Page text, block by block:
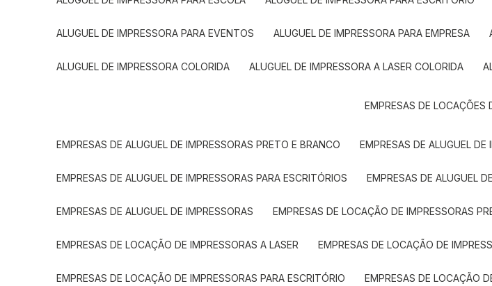
ALUGUEL DE IMPRESSORA PARA EVENTOS ALUGUEL DE IMPRESSORA PARA EMPRESA
ALUGUEL DE IMPRESSORA COLORIDA ALUGUEL DE IMPRESSORA A LASER COLORIDA
EMPRESAS DE LOCAÇÕES
EMPRESAS DE ALUGUEL DE IMPRESSORAS PRETO E BRANCO EMPRESAS DE ALUGUEL
EMPRESAS DE ALUGUEL DE IMPRESSORAS PARA ESCRITÓRIOS EMPRESAS DE ALUGUEL
EMPRESAS DE ALUGUEL DE IMPRESSORAS EMPRESAS DE LOCAÇÃO DE IMPRESSORAS
EMPRESAS DE LOCAÇÃO DE IMPRESSORAS A LASER EMPRESAS DE LOCAÇÃO DE
EMPRESAS DE LOCAÇÃO DE IMPRESSORAS PARA ESCRITÓRIO EMPRESAS DE LOCAÇÃO